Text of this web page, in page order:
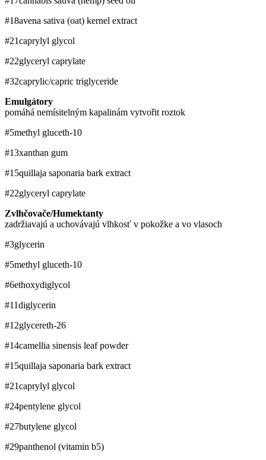
#18avena sativa (oat) kernel extract
#21caprylyl glycol
#22glyceryl caprylate
#32caprylic/​capric triglyceride
Emulgátory
pomáhá nemísitelným kapalinám vytvořit roztok
#5methyl gluceth-10
#13xanthan gum
#15quillaja saponaria bark extract
#22glyceryl caprylate
Zvlhčovače/Humektanty
zadržiavajú a uchovávajú vlhkosť v pokožke a vo vlasoch
#3glycerin
#5methyl gluceth-10
#6ethoxydiglycol
#11diglycerin
#12glycereth-26
#14camellia sinensis leaf powder
#15quillaja saponaria bark extract
#21caprylyl glycol
#24pentylene glycol
#27butylene glycol
#29panthenol (vitamin b5)